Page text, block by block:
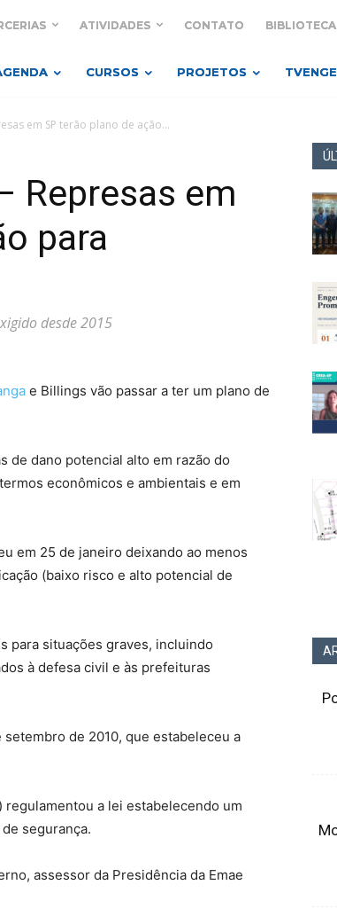
ATIVIDADES CONTATO BIBLIOTECA
CURSOS PROJETOS
em SP terão plano de ação...
Represas em
para
desde 2015
e Billings vão passar a ter um plano de
de dano potencial alto em razão do
econômicos e ambientais e em
em 25 de janeiro deixando ao menos
(baixo risco e alto potencial de
para situações graves, incluindo
à defesa civil e às prefeituras
de 2010, que estabeleceu a
regulamentou a lei estabelecendo um
segurança.
assessor da Presidência da Emae